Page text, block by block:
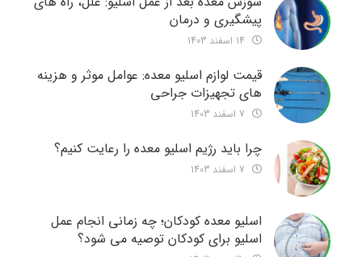
پیشگیری و درمان
قیمت لوازم اسلیو معده: عوامل موثر و هزینه
های تجهیزات جراحی
چرا باید رژیم اسلیو معده را رعایت کنیم؟
اسلیو معده کودکان؛ چه زمانی انجام عمل
اسلیو برای کودکان توصیه می شود؟